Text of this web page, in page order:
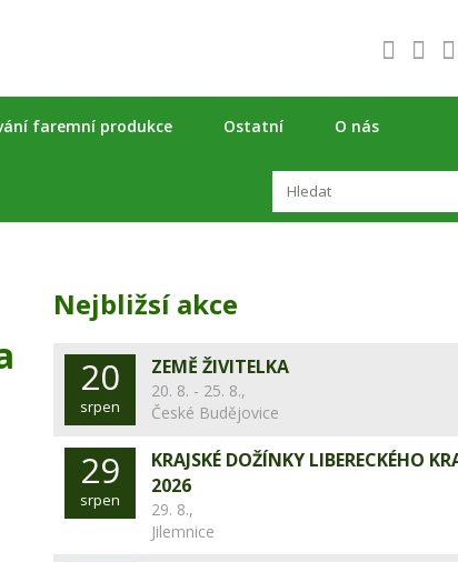
faremní produkce Ostatní O nás
Nejbližsí akce
20
srpen
ZEMĚ ŽIVITELKA
20. 8. - 25. 8.,
České Budějovice
29
srpen
KRAJSKÉ DOŽÍNKY LIBERECKÉHO
2026
29. 8.,
Jilemnice